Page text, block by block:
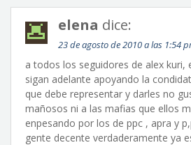
elena dice:
23 de agosto de 2010 a las 1:54
a todos los seguidores de alex kuri,
sigan adelante apoyando la
que debe representar y darles no
mañosos ni a las mafias que ellos
enpesando por los de ppc , apra y
gente decente verdaderamente ya